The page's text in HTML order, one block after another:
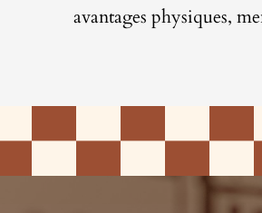
avantages physiques,